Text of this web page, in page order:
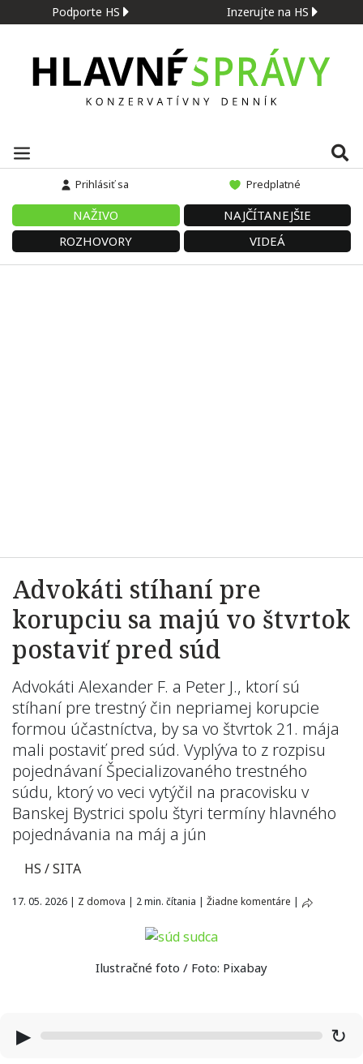
Podporte HS Inzerujte na HS
Prihlásiť sa Predplatné
NAŽIVO
NAJČÍTANEJŠIE
ROZHOVORY
VIDEÁ
Advokáti stíhaní pre
korupciu sa majú vo štvrtok
postaviť pred súd
Advokáti Alexander F. a Peter J., ktorí sú
stíhaní pre trestný čin nepriamej korupcie
formou účastníctva, by sa vo štvrtok 21. mája
mali postaviť pred súd. Vyplýva to z rozpisu
pojednávaní Špecializovaného trestného
súdu, ktorý vo veci vytýčil na pracovisku v
Banskej Bystrici spolu štyri termíny hlavného
pojednávania na máj a jún
HS / SITA
17. 05. 2026 | Z domova | 2 min. čítania | Žiadne komentáre |
Ilustračné foto / Foto: Pixabay
▶ ↻